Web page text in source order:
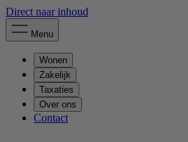
Direct naar inhoud
Menu
Wonen
Zakelijk
Taxaties
Over ons
Contact